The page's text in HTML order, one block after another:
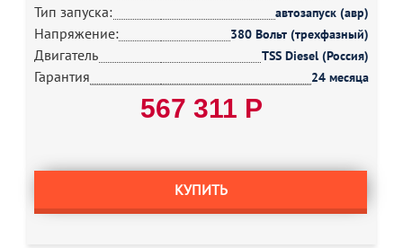
Тип запуска: автозапуск (авр)
Напряжение: 380 Вольт (трехфазный)
Двигатель TSS Diesel (Россия)
Гарантия 24 месяца
567 311 Р
КУПИТЬ